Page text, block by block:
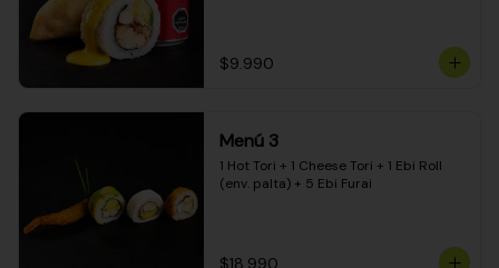
$9.990
Menú 3
1 Hot Tori + 1 Cheese Tori + 1 Ebi Roll
(env. palta) + 5 Ebi Furai
$18.990